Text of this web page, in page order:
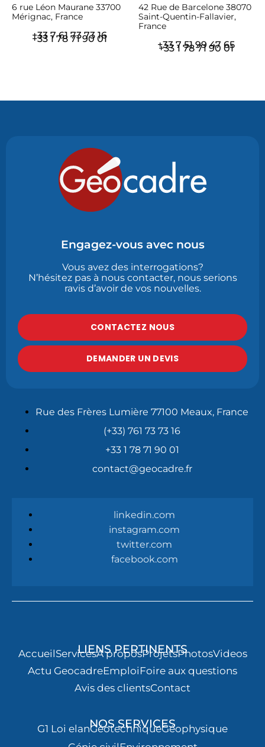
6 rue Léon Maurane 33700
Mérignac, France
+33 7 61 73 73 16
+33 1 78 71 90 01
42 Rue de Barcelone 38070
Saint-Quentin-Fallavier,
France
+33 7 51 99 47 65
+33 1 78 71 90 01
Engagez-vous avec nous
Vous avez des interrogations?
N’hésitez pas à nous contacter, nous serions
ravis d’avoir de vos nouvelles.
CONTACTEZ NOUS
DEMANDER UN DEVIS
Rue des Frères Lumière 77100 Meaux, France
(+33) 761 73 73 16
+33 1 78 71 90 01
contact@geocadre.fr
linkedin.com
instagram.com
twitter.com
facebook.com
LIENS PERTINENTS
AccueilServicesÀ proposProjetsPhotosVideos
Actu GeocadreEmploi Foire aux questions
Avis des clientsContact
NOS SERVICES
G1 Loi elanGéotechniqueGéophysique